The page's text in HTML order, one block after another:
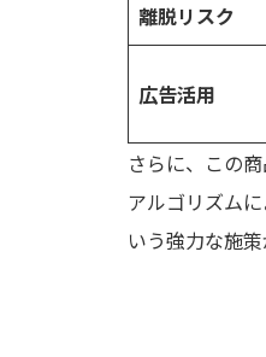
離脱リスク
広告活用
さらに、この
アルゴリズム
いう強力な施